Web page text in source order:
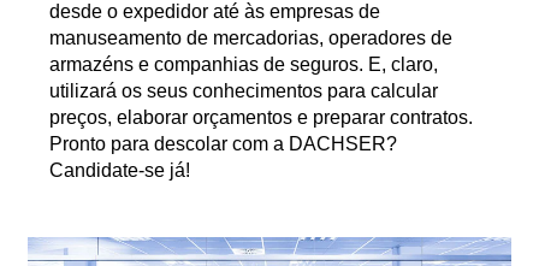
desde o expedidor até às empresas de
manuseamento de mercadorias, operadores de
armazéns e companhias de seguros. E, claro,
utilizará os seus conhecimentos para calcular
preços, elaborar orçamentos e preparar contratos.
Pronto para descolar com a DACHSER?
Candidate-se já!